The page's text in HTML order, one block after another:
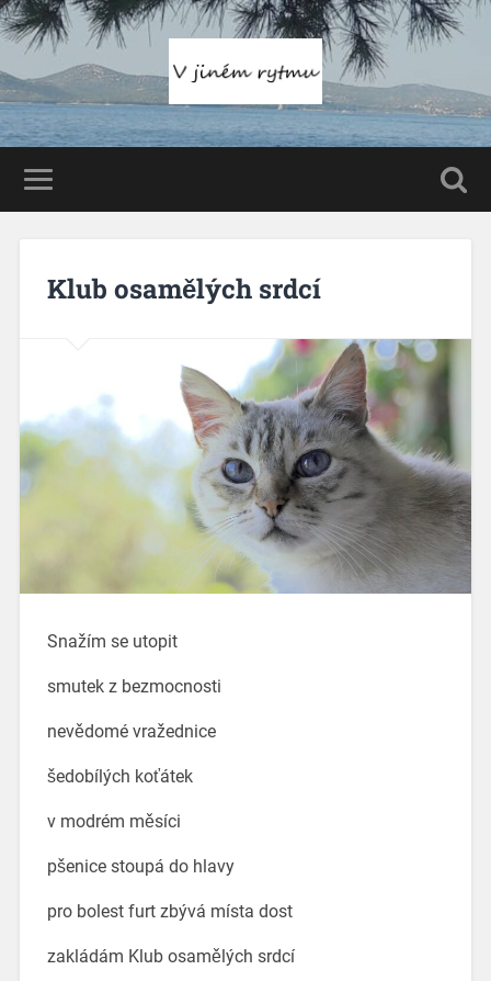
Klub osamělých srdcí
Snažím se utopit
smutek z bezmocnosti
nevědomé vražednice
šedobílých koťátek
v modrém měsíci
pšenice stoupá do hlavy
pro bolest furt zbývá místa dost
zakládám Klub osamělých srdcí